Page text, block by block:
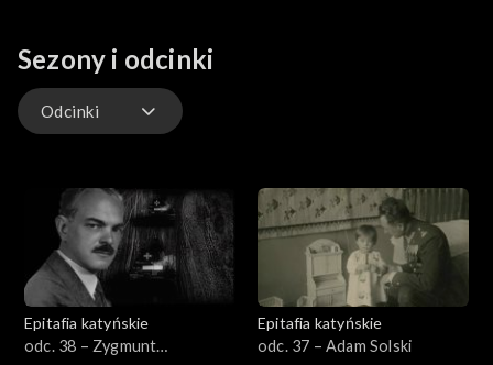
Sezony i odcinki
Odcinki
Epitafia katyńskie
odc. 38 – Zygmunt
Epitafia katyńskie
odc. 37 – Adam Solski